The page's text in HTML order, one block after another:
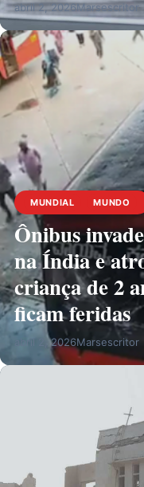
abril 2, 2026Marsescritor
MUNDIAL MUNDO
Ônibus
na Índia e
criança de 2
ficam feridas
abril 2, 2026Marsescritor